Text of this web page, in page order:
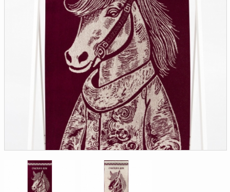
Оплата и доставка
Как оформить заказ
Доверенность на
Документы по работе с
персональными данными
Письмо руководителю
Вопросы и ответы
Новости | Статьи